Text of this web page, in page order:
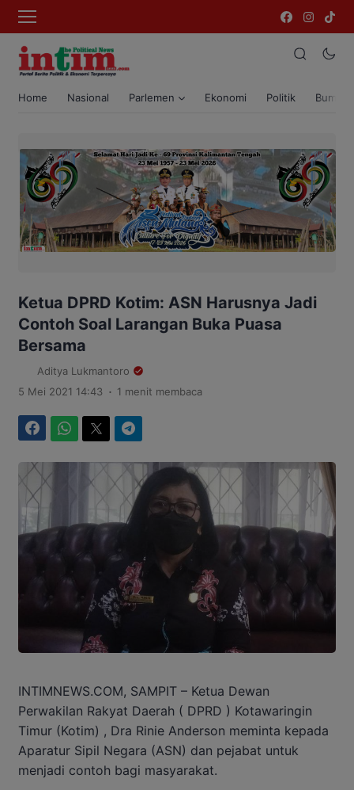
Home Nasional Parlemen Ekonomi Politik Bumi
Ketua DPRD Kotim: ASN Harusnya Jadi
Contoh Soal Larangan Buka Puasa
Bersama
Aditya Lukmantoro
5 Mei 2021 14:43 . 1 menit membaca
INTIMNEWS.COM, SAMPIT – Ketua Dewan
Perwakilan Rakyat Daerah ( DPRD ) Kotawaringin
Timur (Kotim) , Dra Rinie Anderson meminta kepada
Aparatur Sipil Negara (ASN) dan pejabat untuk
menjadi contoh bagi masyarakat.